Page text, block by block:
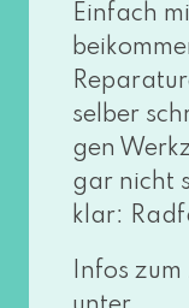
Einfach
sel­ber
gen
gar nicht
klar:
Infos